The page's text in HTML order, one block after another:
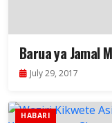
Barua ya Jamal
July 29, 2017
HABARI